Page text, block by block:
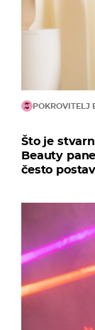
POKROVITELJ
Što je
Beauty
često